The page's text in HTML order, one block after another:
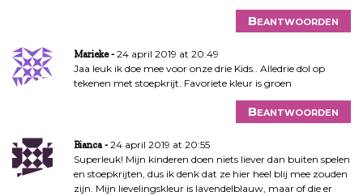
Beantwoorden
Marieke
24 april 2019 at 20:49
Jaa leuk ik doe mee voor onze drie Kids.. Alledrie dol op
tekenen met stoepkrijt. Favoriete kleur is groen
Beantwoorden
Bianca
24 april 2019 at 20:55
Superleuk! Mijn kinderen doen niets liever dan buiten spelen
en stoepkrijten, dus ik denk dat ze hier heel blij mee zouden
zijn. Mijn lievelingskleur is lavendelblauw, maar of die er